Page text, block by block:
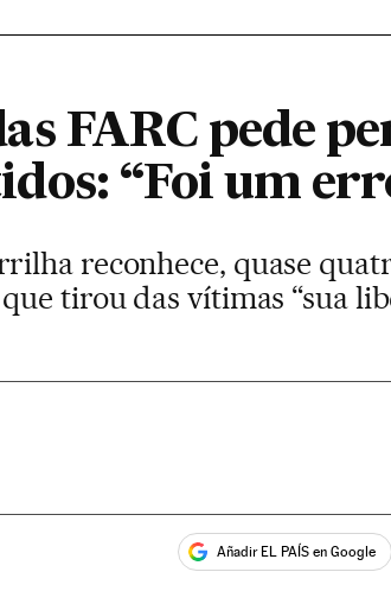
FARC pede
“Foi um
reconhece, quase
tirou das vítimas “sua
Añadir EL PAÍS en Google